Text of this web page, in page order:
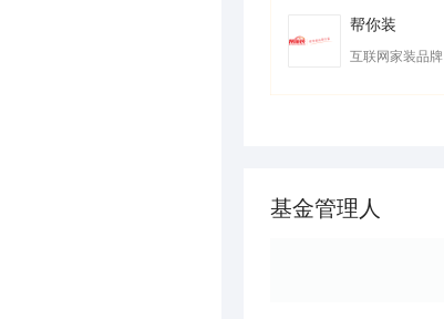
帮你装
互联网家装品牌
基金管理人